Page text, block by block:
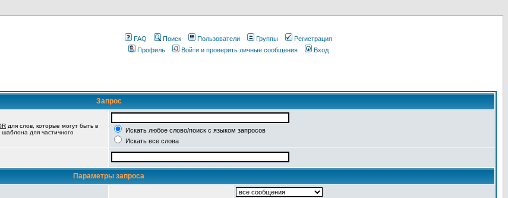
FAQ Поиск Пользователи Группы
Регистрация
Профиль
Войти и проверить личные сообщения Вход
Запрос
для слов, которые могут быть в
шаблона для частичного
Искать любое слово/поиск с языком запросов
Искать все слова
Параметры запроса